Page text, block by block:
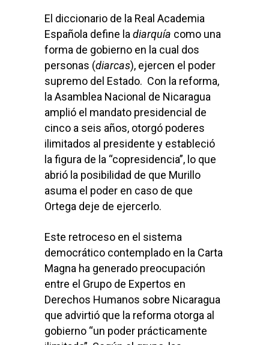
El diccionario de la Real Academia
Española define la diarquía como una
forma de gobierno en la cual dos
personas (diarcas), ejercen el poder
supremo del Estado. Con la reforma,
la Asamblea Nacional de Nicaragua
amplió el mandato presidencial de
cinco a seis años, otorgó poderes
ilimitados al presidente y estableció
la figura de la “copresidencia”, lo que
abrió la posibilidad de que Murillo
asuma el poder en caso de que
Ortega deje de ejercerlo.
Este retroceso en el sistema
democrático contemplado en la Carta
Magna ha generado preocupación
entre el Grupo de Expertos en
Derechos Humanos sobre Nicaragua
que advirtió que la reforma otorga al
gobierno “un poder prácticamente